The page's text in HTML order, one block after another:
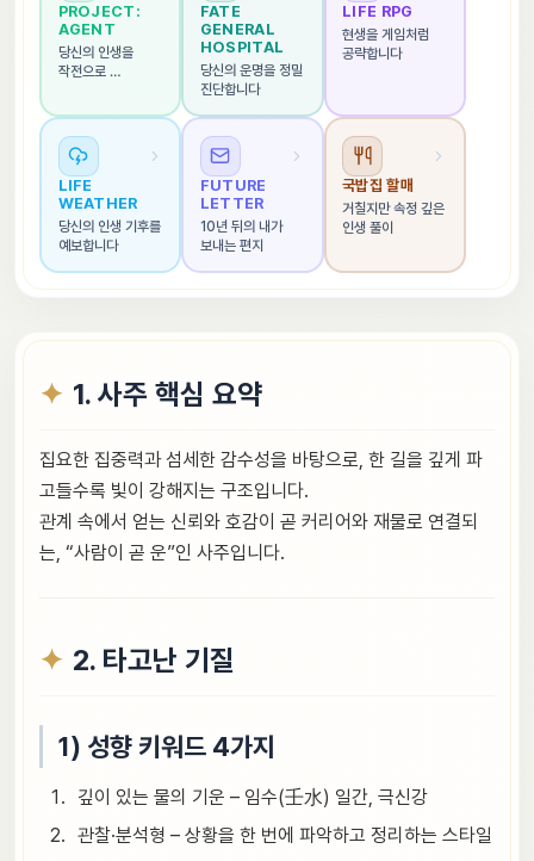
PROJECT:
AGENT
당신의 인생을
작전으로
FATE
GENERAL
HOSPITAL
당신의 운명을 정밀
진단합니다
LIFE RPG
현생을 게임처럼
공략합니다
LIFE
WEATHER
당신의 인생 기후를
예보합니다
FUTURE
LETTER
10년 뒤의 내가
보내는 편지
국밥집 할매
거칠지만 속정 깊은
인생 풀이
1. 사주 핵심 요약
집요한 집중력과 섬세한 감수성을 바탕으로, 한 길을 깊게 파
고들수록 빛이 강해지는 구조입니다.
관계 속에서 얻는 신뢰와 호감이 곧 커리어와 재물로 연결되
는, “사람이 곧 운”인 사주입니다.
2. 타고난 기질
1) 성향 키워드 4가지
깊이 있는 물의 기운 – 임수(壬水) 일간, 극신강
관찰·분석형 – 상황을 한 번에 파악하고 정리하는 스타일